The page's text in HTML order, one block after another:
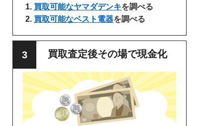
買取可能なヤマダデンキを調べる
買取可能なベスト電器を調べる
買取査定後その場で現金化